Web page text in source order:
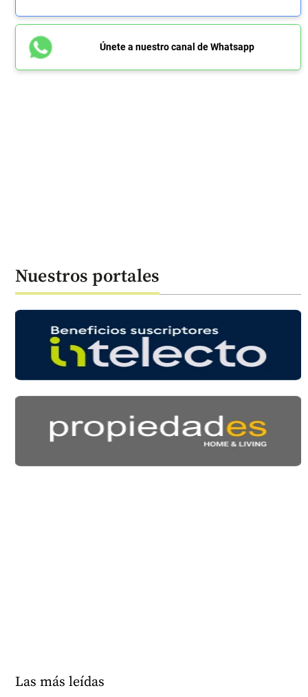
Únete a nuestro canal de Whatsapp
Nuestros portales
Las más leídas